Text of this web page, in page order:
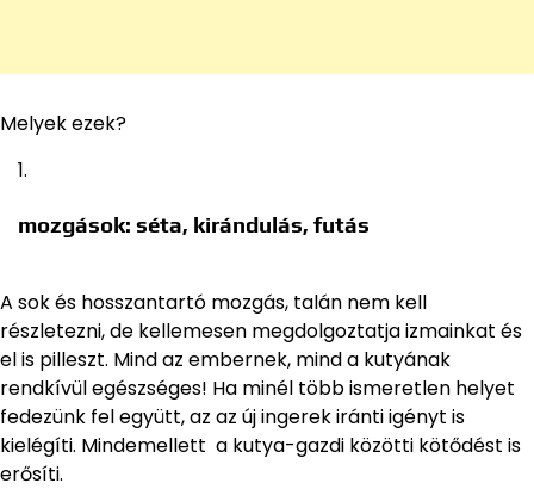
Melyek ezek?
mozgások: séta, kirándulás, futás
A sok és hosszantartó mozgás, talán nem kell
részletezni, de kellemesen megdolgoztatja izmainkat és
el is pilleszt. Mind az embernek, mind a kutyának
rendkívül egészséges! Ha minél több ismeretlen helyet
fedezünk fel együtt, az az új ingerek iránti igényt is
kielégíti. Mindemellett a kutya-gazdi közötti kötődést is
erősíti.